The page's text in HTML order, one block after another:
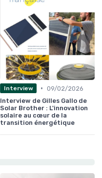
Interview • 09/02/2026
Interview de Gilles Gallo de
Solar Brother : L'innovation
solaire au cœur de la
transition énergétique